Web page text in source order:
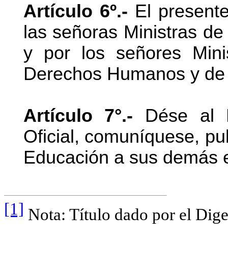
Artículo 6º.- El
las señoras Ministras
y por los señores
Derechos Humanos y
Artículo 7°.- Dése al
Oficial, comuníquese,
Educación a sus demás
[1] Nota: Título dado por el